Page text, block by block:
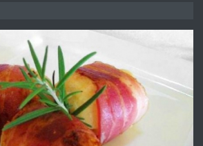
Работа за общи работници